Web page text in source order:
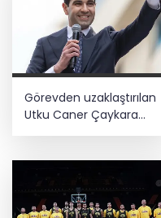
Görevden uzaklaştırılan
Utku Caner Çaykara
hakkında tahliye kararı